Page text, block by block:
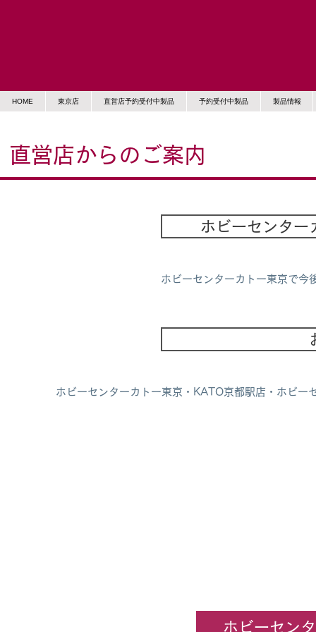
HOME 東京店 直営店予約受付中製品 予約受付中製品 製品情報
直営店からのご案内
ホビーセンター
ホビーセンターカトー東京で今
ホビーセンターカトー東京・KATO京都駅店・ホビー
ホビーセン